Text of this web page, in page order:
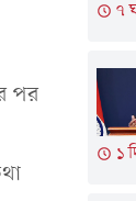
পর
৭
১